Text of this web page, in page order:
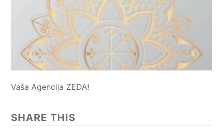
Vaša Agencija ZEDA!
SHARE THIS